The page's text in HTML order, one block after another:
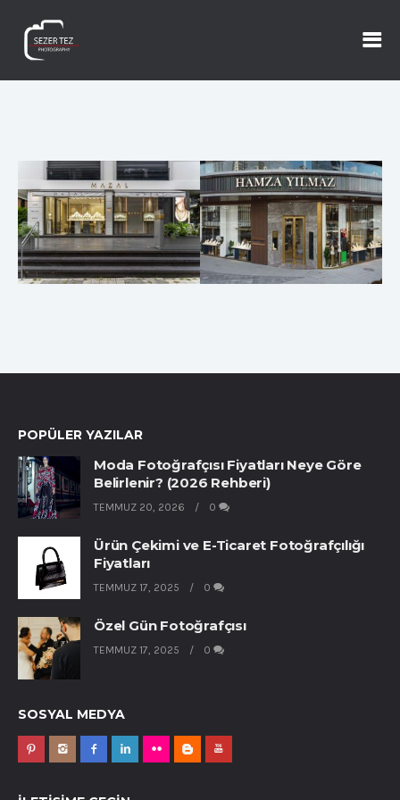
MAZAL PIRLANTA
HAMZA YILMAZ
KUYUMCULUK
POPÜLER YAZILAR
Moda Fotoğrafçısı Fiyatları Neye Göre
Belirlenir? (2026 Rehberi)
TEMMUZ 20, 2026 0
Ürün Çekimi ve E-Ticaret Fotoğrafçılığı
Fiyatları
TEMMUZ 17, 2025 0
Özel Gün Fotoğrafçısı
TEMMUZ 17, 2025 0
SOSYAL MEDYA